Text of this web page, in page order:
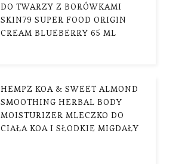
DO TWARZY Z BORÓWKAMI
SKIN79 SUPER FOOD ORIGIN
CREAM BLUEBERRY 65 ML
HEMPZ KOA & SWEET ALMOND
SMOOTHING HERBAL BODY
MOISTURIZER MLECZKO DO
CIAŁA KOA I SŁODKIE MIGDAŁY